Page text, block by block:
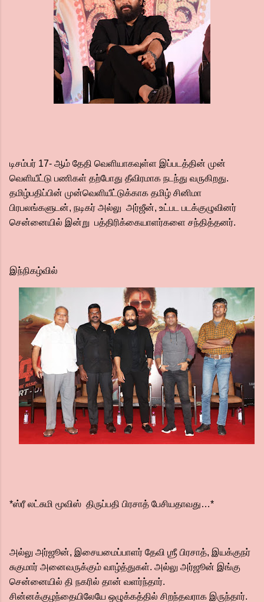
டிசம்பர் 17- ஆம் தேதி வெளியாகவுள்ள இப்படத்தின் முன்
வெளியீட்டு பணிகள் தற்போது தீவிரமாக நடந்து வருகிறது.
தமிழ்பதிப்பின் முன்வெளியீட்டுக்காக தமிழ் சினிமா
பிரபலங்களுடன், நடிகர் அல்லு அர்ஜீன், உட்பட படக்குழுவினர்
சென்னையில் இன்று பத்திரிக்கையாளர்களை சந்தித்தனர்.
இந்நிகழ்வில்
*ஸ்ரீ லட்சுமி மூவிஸ் திருப்பதி பிரசாத் பேசியதாவது…*
அல்லு அர்ஜூன், இசையமைப்பாளர் தேவி ஶ்ரீ பிரசாத், இயக்குநர்
சுகுமார் அனைவருக்கும் வாழ்த்துகள். அல்லு அர்ஜூன் இங்கு
சென்னையில் தி நகரில் தான் வளர்ந்தார்.
சின்னக்குழந்தையிலேயே ஒழுக்கத்தில் சிறந்தவராக இருந்தார்.